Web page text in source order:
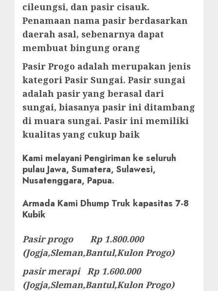
cileungsi, dan pasir cisauk.
Penamaan nama pasir berdasarkan
daerah asal, sebenarnya dapat
membuat bingung orang
Pasir Progo adalah merupakan jenis
kategori Pasir Sungai. Pasir sungai
adalah pasir yang berasal dari
sungai, biasanya pasir ini ditambang
di muara sungai. Pasir ini memiliki
kualitas yang cukup baik
Kami melayani Pengiriman ke seluruh
pulau Jawa, Sumatera, Sulawesi,
Nusatenggara, Papua.
Armada Kami Dhump Truk kapasitas 7-8
Kubik
Pasir progo Rp 1.800.000
(Jogja,Sleman,Bantul,Kulon Progo)
pasir merapi Rp 1.600.000
(Jogja,Sleman,Bantul,Kulon Progo)